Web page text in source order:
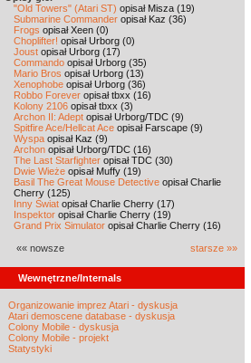
"Old Towers" (Atari ST) opisał Misza (19)
Submarine Commander opisał Kaz (36)
Frogs opisał Xeen (0)
Choplifter! opisał Urborg (0)
Joust opisał Urborg (17)
Commando opisał Urborg (35)
Mario Bros opisał Urborg (13)
Xenophobe opisał Urborg (36)
Robbo Forever opisał tbxx (16)
Kolony 2106 opisał tbxx (3)
Archon II: Adept opisał Urborg/TDC (9)
Spitfire Ace/Hellcat Ace opisał Farscape (9)
Wyspa opisał Kaz (9)
Archon opisał Urborg/TDC (16)
The Last Starfighter opisał TDC (30)
Dwie Wieże opisał Muffy (19)
Basil The Great Mouse Detective opisał Charlie
Cherry (125)
Inny Świat opisał Charlie Cherry (17)
Inspektor opisał Charlie Cherry (19)
Grand Prix Simulator opisał Charlie Cherry (16)
«« nowsze starsze »»
Wewnętrzne/Internals
Organizowanie imprez Atari - dyskusja
Atari demoscene database - dyskusja
Colony Mobile - dyskusja
Colony Mobile - projekt
Statystyki